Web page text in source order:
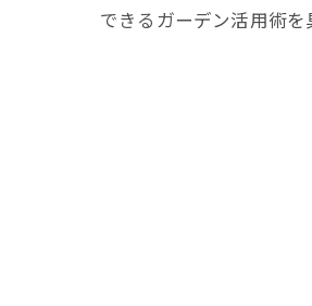
できるガーデン活用術